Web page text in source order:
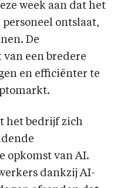
week aan dat het
personeel ontslaat,
De
een bredere
en efficiënter te
het bedrijf zich
opkomst van AI.
dankzij AI-